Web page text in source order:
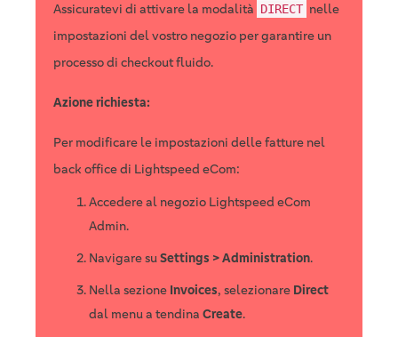
Assicuratevi di attivare la modalità DIRECT nelle
impostazioni del vostro negozio per garantire un
processo di checkout fluido.
Azione richiesta:
Per modificare le impostazioni delle fatture nel
back office di Lightspeed eCom:
Accedere al negozio Lightspeed eCom
Admin.
Navigare suSettings > Administration.
Nella sezione Invoices, selezionare Direct
dal menu a tendina Create.